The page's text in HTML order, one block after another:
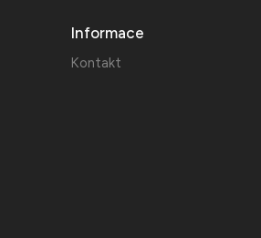
Informace
Kontakt